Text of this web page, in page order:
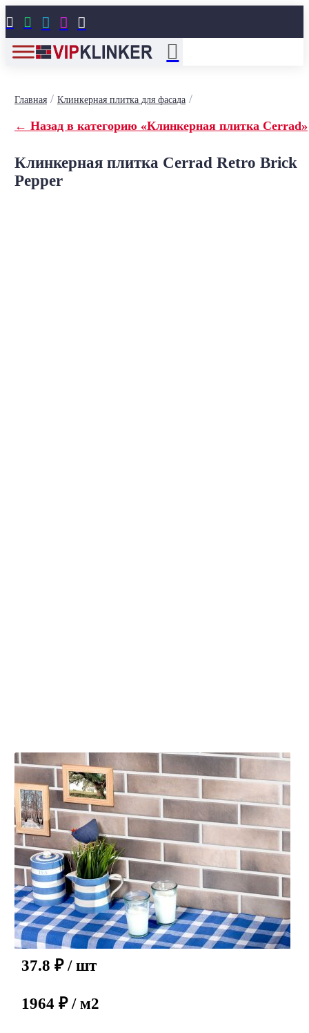
    
Главная/ Клинкерная плитка для фасада/
← Назад в категорию «Клинкерная плитка Cerrad»
Клинкерная плитка Cerrad Retro Brick
Pepper
37.8 ₽ / шт
1964 ₽ / м2